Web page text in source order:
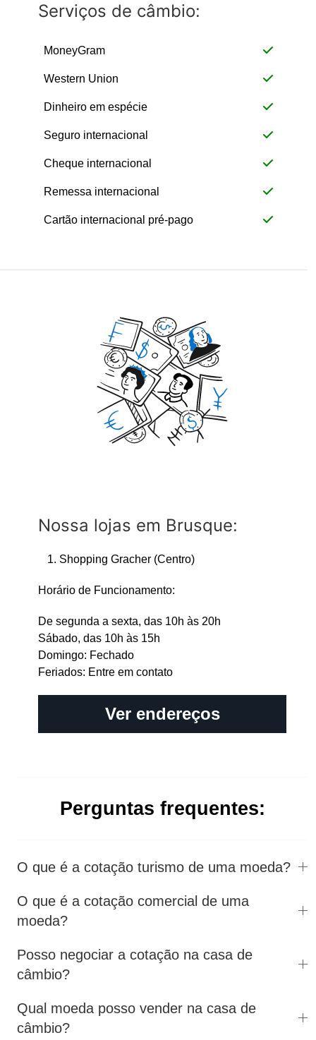
Serviços de câmbio:
MoneyGram
Western Union
Dinheiro em espécie
Seguro internacional
Cheque internacional
Remessa internacional
Cartão internacional pré-pago
Nossa lojas em Brusque:
Shopping Gracher (Centro)
Horário de Funcionamento:
De segunda a sexta, das 10h às 20h
Sábado, das 10h às 15h
Domingo: Fechado
Feriados: Entre em contato
Ver endereços
Perguntas frequentes:
O que é a cotação turismo de uma moeda?
O que é a cotação comercial de uma
moeda?
Posso negociar a cotação na casa de
câmbio?
Qual moeda posso vender na casa de
câmbio?